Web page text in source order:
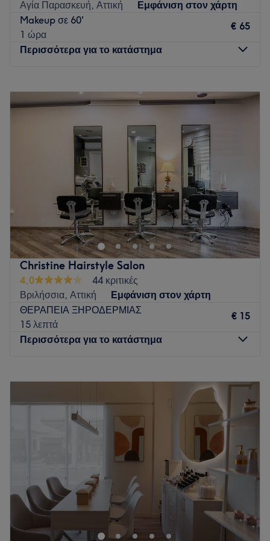
Αγία Παρασκευή, Αττική
Εμφάνιση στον χάρτη
Makeup σε 60'
1 ώρα
€ 65
Περισσότερα για το κατάστημα
10:00–21:00
Τετάρτη
10:00–
10:00–
10:00–
Κλειστό
Go to venue
Christine Hairstyle Salon
4,0
44 κριτικές
Βριλήσσια, Αττική
Εμφάνιση στον χάρτη
ΘΕΡΑΠΕΙΑ ΞΗΡΟΔΕΡΜΙΑΣ
15 λεπτά
€ 15
Περισσότερα για το κατάστημα
09:00–20:00
Τετάρτη
09:00 –17:00
09:00
20:00
09:00–
20:00
– 17:00
Κλειστό
Το Christine Hairstyle Salon στα Βριλήσσια από την πρώτη
μέρα λειτουργίας του έχει σκοπό να προσφέρει στους
πελάτες του ολοκληρωμένες λύσεις περιποίησης με
γνώμονα την αισθητική, την μόδα, και, φυσικά, την ομορφιά.